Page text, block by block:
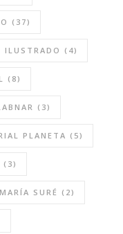
(37)
ILUSTRADO (4)
(8)
(3)
PLANETA (5)
(3)
MARÍA SURÉ (2)